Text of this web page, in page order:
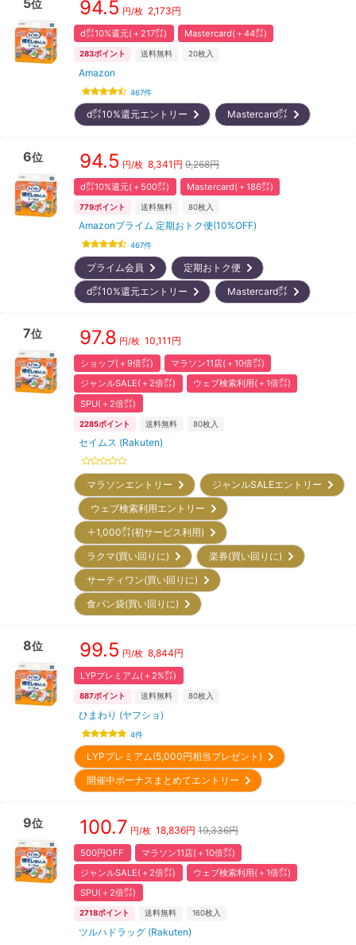
5位 94.5 円/枚 2,173円
d㌽10%還元(＋217㌽) Mastercard(＋44㌽)
283ポイント 送料無料 20枚入
Amazon
467件
d㌽10%還元エントリー Mastercard㌽
6位 94.5 円/枚 8,341 円 9,268円
d㌽10%還元(＋500㌽) Mastercard(＋186㌽)
779ポイント 送料無料 80枚入
Amazonプライム 定期おトク便(10%OFF)
467件
プライム会員
定期おトク便
d㌽10%還元エントリー
Mastercard㌽
7位 97.8 円/枚 10,111 円
ショップ(＋9倍㌽)
マラソン11店(＋10倍㌽)
ジャンルSALE(＋2倍㌽)
ウェブ検索利用(＋1倍㌽)
SPU(＋2倍㌽)
2285ポイント 送料無料 80枚入
セイムス (Rakuten)
マラソンエントリー
ジャンルSALEエントリー
ウェブ検索利用エントリー
＋1,000㌽(初サービス利用)
ラクマ(買い回りに)
楽券(買い回りに)
サーティワン(買い回りに)
食パン袋(買い回りに)
8位 99.5 円/枚 8,844円
LYPプレミアム(＋2%㌽)
887ポイント 送料無料 80枚入
ひまわり (ヤフショ)
4件
LYPプレミアム(5,000円相当プレゼント)
開催中ボーナスまとめてエントリー
9位 100.7 円/枚 18,836円 19,336円
500円OFF
マラソン11店(＋10倍㌽)
ジャンルSALE(＋2倍㌽)
ウェブ検索利用(＋1倍㌽)
SPU(＋2倍㌽)
2718ポイント 送料無料 160枚入
ツルハドラッグ (Rakuten)